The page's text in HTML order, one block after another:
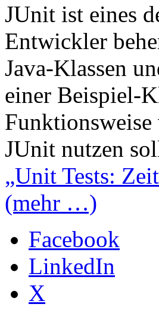
JUnit ist eines
Entwickler
Java-Klassen
einer Beispiel-
JUnit nutzen
„Unit Tests:
(mehr …)
Facebook
LinkedIn
X